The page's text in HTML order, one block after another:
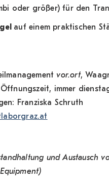
oder größer) für den
auf einem praktischen
vor.ort,
immer
Franziska Schruth
und Austausch